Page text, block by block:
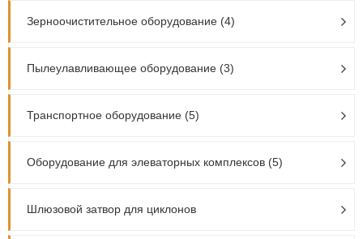
Зерноочистительное оборудование (4)
Пылеулавливающее оборудование (3)
Транспортное оборудование (5)
Оборудование для элеваторных комплексов (5)
Шлюзовой затвор для циклонов